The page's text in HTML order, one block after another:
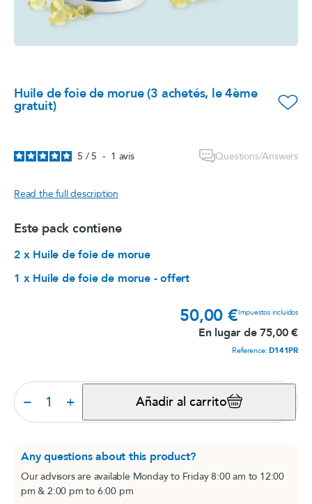
Huile de foie de morue (3 achetés, le 4ème
gratuit) favorite_border
5 / 5 - 1 avis Questions/Answers
Read the full description
Este pack contiene
2 x Huile de foie de morue
1 x Huile de foie de morue - offert
50,00 €Impuestos incluidos
En lugar de 75,00 €
Reference:D141PR
− + Añadir al carrito
Any questions about this product?
Our advisors are available Monday to Friday 8:00 am to 12:00
pm & 2:00 pm to 6:00 pm